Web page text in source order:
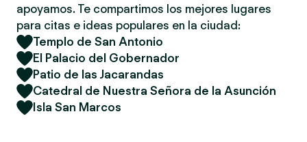
apoyamos. Te compartimos los mejores lugares
para citas e ideas populares en la ciudad:
Templo de San Antonio
El Palacio del Gobernador
Patio de las Jacarandas
Catedral de Nuestra Señora de la Asunción
Isla San Marcos